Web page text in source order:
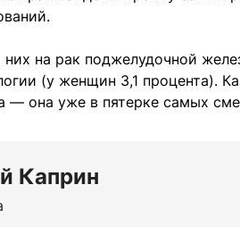
на рак поджелудочной
(у женщин 3,1 процента).
— она уже в пятерке самых
Каприн